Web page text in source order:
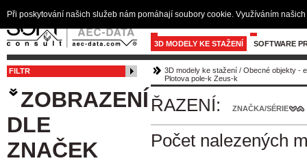
3D MODELY KE STAŽENÍ SOFTWARE
FILTR
ZOBRAZENÍ
DLE
ZNAČEK
3D modely ke stažení / Obecné objekty -
Plotova pole-k Zeus-k
ŘAZENÍ: ZNAČKA/SÉRIE
Počet nalezených
Při poskytování našich služeb nám pomáhají soubory cookie. Využíváním